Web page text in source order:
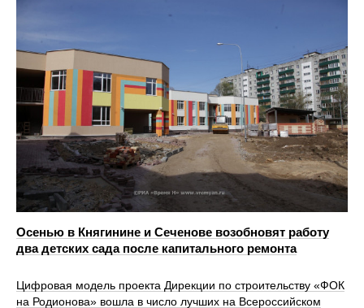
Осенью в Княгинине и Сеченове возобновят работу
два детских сада после капитального ремонта
Цифровая модель проекта Дирекции по строительству «ФОК
на Родионова» вошла в число лучших на Всероссийском